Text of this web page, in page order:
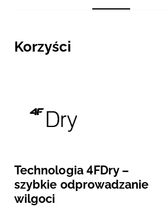
Korzyści
Technologia 4FDry –
szybkie odprowadzanie
wilgoci